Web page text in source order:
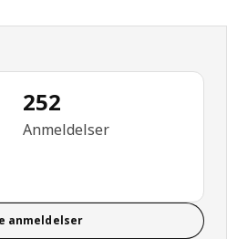
4.6 Ud af 5 Stjerner. Anmeldelser i
252
Anmeldelser
anmeldelser